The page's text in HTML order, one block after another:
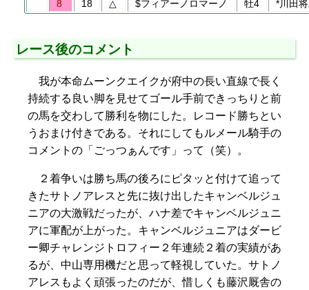
8
18 △ $フィアーノロマーノ 牡4 *川田
レース後のコメント
我が本命ムーンクエイクが府中の長い直線で長く
持続する良い脚を見せてゴール手前できっちりと前
の馬を交わして勝利を物にした。レコード勝ちとい
うおまけ付きである。それにしてもルメール騎手の
コメントの「ごっつぁんです」って（笑）。
２着争いは勝ち馬の後ろにピタッと付けて追って
きたサトノアレスと先に抜け出したキャンベルジュ
ニアの大激戦だったが、ハナ差でキャンベルジュニ
アに軍配が上がった。キャンベルジュニアはダービ
ー卿チャレンジトロフィー２年連続２着の実績があ
るが、中山専用機だと思って軽視していた。サトノ
アレスもよく頑張ったのだが、惜しくも藤沢厩舎の